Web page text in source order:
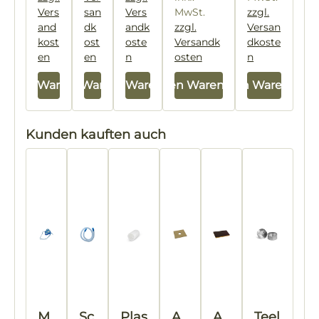
Vers
and
kost
en
den Warenkorb
san
dk
ost
en
In den Warenkorb
Vers
andk
oste
n
In den Warenkorb
MwSt.
zzgl.
Versandk
osten
In den Warenkorb
zzgl.
Versan
dkoste
n
In den Warenkorb
Produktgalerie überspringen
Kunden kauften auch